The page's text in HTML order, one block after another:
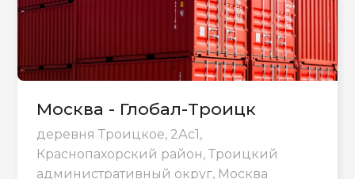
Москва - Глобал-Троицк
деревня Троицкое, 2Ас1,
Краснопахорский район, Троицкий
административный округ, Москва